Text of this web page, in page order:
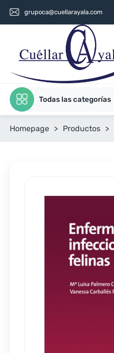
grupoca@cuellarayala.com
Todas las categorías
Homepage > Productos >